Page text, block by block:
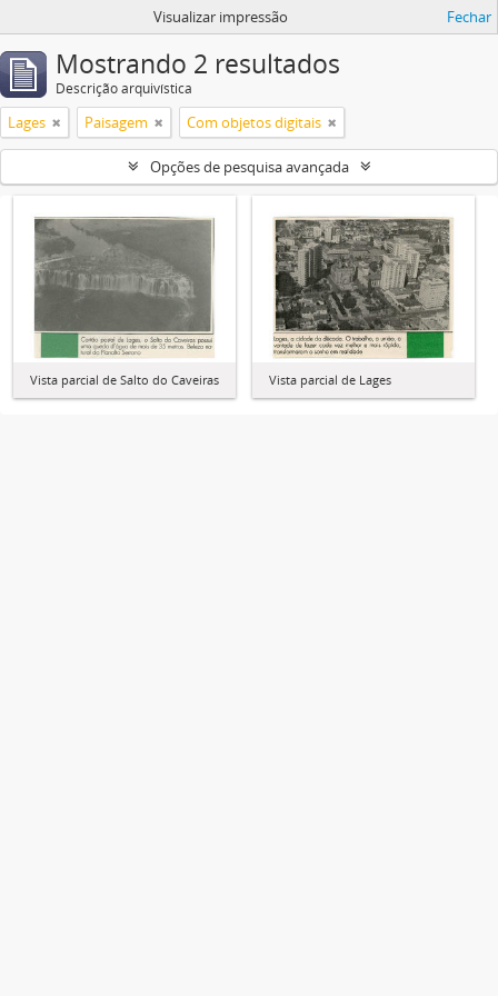
Visualizar impressão Fechar
Mostrando 2 resultados
Descrição arquivística
Lages Paisagem Com objetos digitais
Opções de pesquisa avançada
Vista parcial de Salto do Caveiras Vista parcial de Lages